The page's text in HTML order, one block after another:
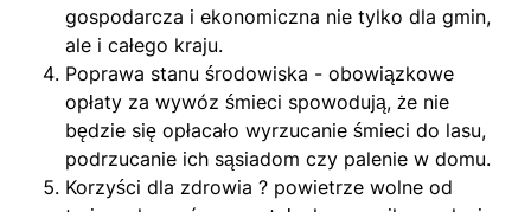
gospodarcza i ekonomiczna nie tylko dla gmin,
ale i całego kraju.
Poprawa stanu środowiska - obowiązkowe
opłaty za wywóz śmieci spowodują, że nie
będzie się opłacało wyrzucanie śmieci do lasu,
podrzucanie ich sąsiadom czy palenie w domu.
Korzyści dla zdrowia ? powietrze wolne od